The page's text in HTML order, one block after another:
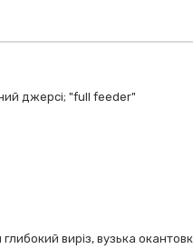
джерсі; "full feeder"
виріз, вузька